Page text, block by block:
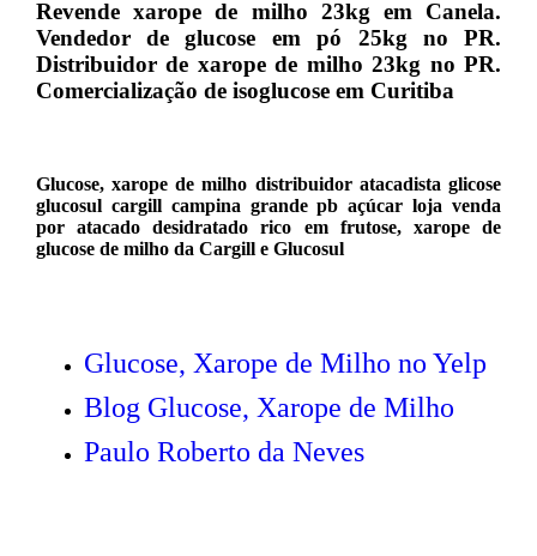
Revende xarope de milho 23kg em Canela.
Vendedor de glucose em pó 25kg no PR.
Distribuidor de xarope de milho 23kg no PR.
Comercialização de isoglucose em Curitiba
Glucose, xarope de milho distribuidor atacadista glicose
glucosul cargill campina grande pb açúcar loja venda
por atacado desidratado rico em frutose, xarope de
glucose de milho da Cargill e Glucosul
Glucose, Xarope de Milho no Yelp
Blog Glucose, Xarope de Milho
Paulo Roberto da Neves